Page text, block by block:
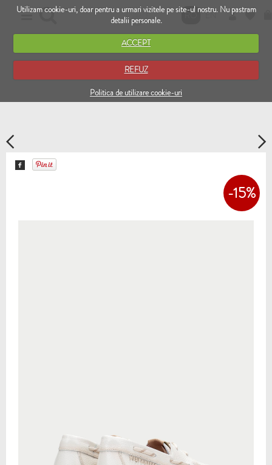
Utilizam cookie-uri, doar pentru a urmari vizitele pe site-ul nostru. Nu pastram
detalii personale.
ACCEPT
REFUZ
Politica de utilizare cookie-uri
RO EN
-15%